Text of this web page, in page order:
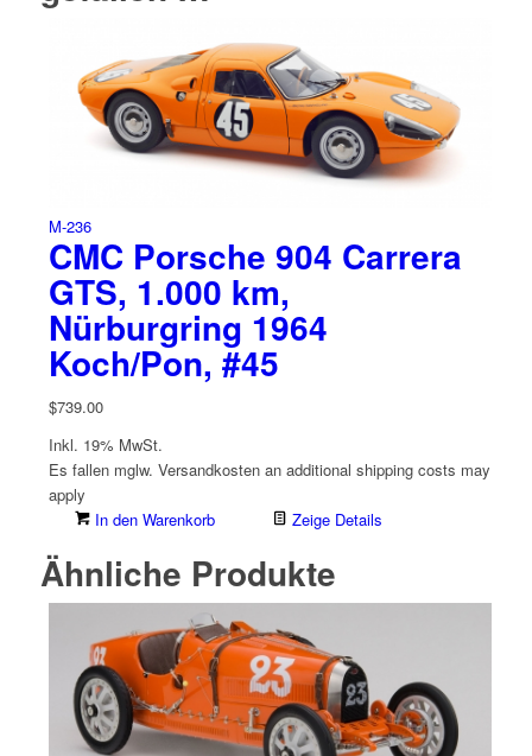
M-236
CMC Porsche 904 Carrera
GTS, 1.000 km,
Nürburgring 1964
Koch/Pon, #45
$739.00
Inkl. 19% MwSt.
Es fallen mglw. Versand­kosten an additional shipping costs may
apply
In den Warenkorb
Zeige Details
Ähnliche Produkte